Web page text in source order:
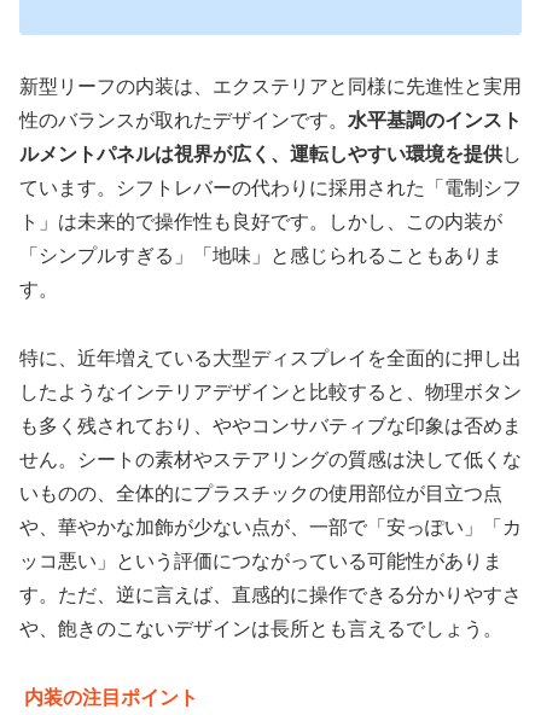
新型リーフの内装は、エクステリアと同様に先進性と実用
性のバランスが取れたデザインです。 水平基調のインスト
ルメントパネルは視界が広く、運転しやすい環境を提供し
ています。シフトレバーの代わりに採用された「電制シフ
ト」は未来的で操作性も良好です。しかし、この内装が
「シンプルすぎる」「地味」と感じられることもありま
す。
特に、近年増えている大型ディスプレイを全面的に押し出
したようなインテリアデザインと比較すると、物理ボタン
も多く残されており、ややコンサバティブな印象は否めま
せん。シートの素材やステアリングの質感は決して低くな
いものの、 全体的にプラスチックの使用部位が目立つ点
や、華やかな加飾が少ない点が、一部で「安っぽい」「カ
ッコ悪い」という評価につながっている可能性がありま
す。ただ、逆に言えば、直感的に操作できる分かりやすさ
や、飽きのこないデザインは長所とも言えるでしょう。
内装の注目ポイント